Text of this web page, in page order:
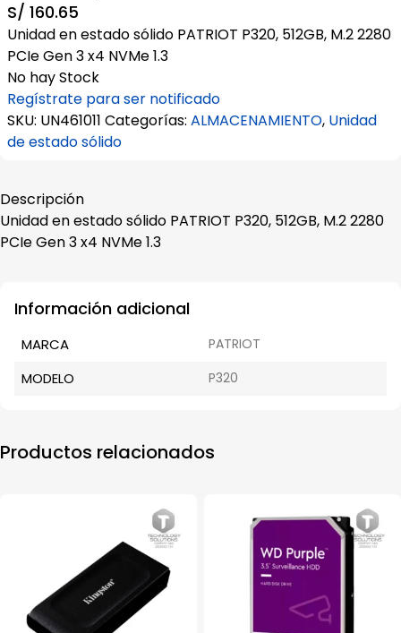
S/ 160.65
Unidad en estado sólido PATRIOT P320, 512GB, M.2 2280
PCIe Gen 3 x4 NVMe 1.3
No hay Stock
Regístrate para ser notificado
SKU: UN461011 Categorías: ALMACENAMIENTO, Unidad
de estado sólido
Descripción
Unidad en estado sólido PATRIOT P320, 512GB, M.2 2280
PCIe Gen 3 x4 NVMe 1.3
Información adicional
MARCA PATRIOT
MODELO P320
Productos relacionados